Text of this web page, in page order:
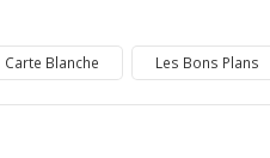
Carte Blanche Les Bons Plans